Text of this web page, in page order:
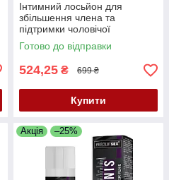
Інтимний лосьйон для
збільшення члена та
підтримки чоловічої
впевненості Ruf Xtra Large,
200 мл
Готово до відправки
524,25 ₴ 699 ₴
Купити
Акція –25%